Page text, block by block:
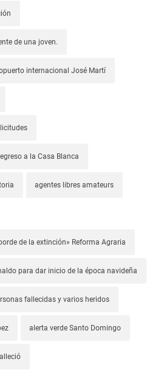
de una joven.
internacional José Martí
a la Casa Blanca
agentes libres amateurs
de la extinción» Reforma Agraria
para dar inicio de la época navideña
fallecidas y varios heridos
alerta verde Santo Domingo